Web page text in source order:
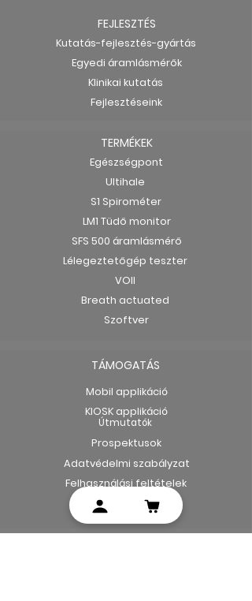
FEJLESZTÉS
Kutatás-fejlesztés-gyártás
Egyedi áramlásmérők
Klinikai kutatás
Fejlesztéseink
TERMÉKEK
Egészségpont
Ultihale
S1 Spirométer
LM1 Tüdő monitor
SFS 500 áramlásmérő
Lélegeztetőgép teszter
VOII
Breath actuated
Szoftver
TÁMOGATÁS
Mobil applikáció
KIOSK applikáció
Útmutatók
Prospektusok
Adatvédelmi szabályzat
Felhasználási feltételek